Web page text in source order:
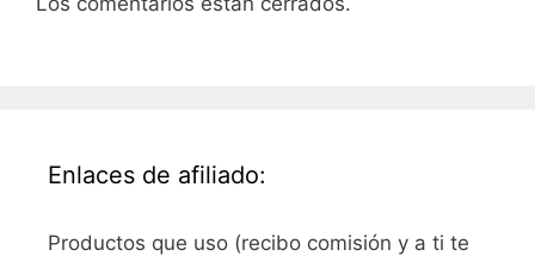
Enlaces de afiliado:
Productos que uso (recibo comisión y a ti te